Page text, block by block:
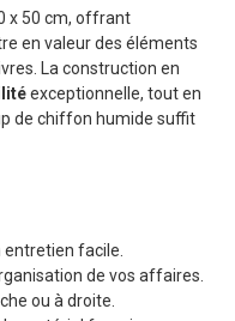
x 50 cm, offrant
en valeur des éléments
La construction en
exceptionnelle, tout en
de chiffon humide suffit
facile.
de vos affaires.
ou à droite.